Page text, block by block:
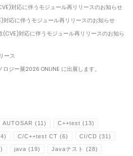
対応に伴うモジュール再リリースのお知らせ
対応に伴うモジュール再リリースのお知らせ
(CVE)対応に伴うモジュール再リリースのお知ら
ース
ジー展2026 ONLINE に出展します。
AUTOSAR (11) C++test (13)
C/C++test CT (6) CI/CD (31)
java (19) Javaテスト (28)